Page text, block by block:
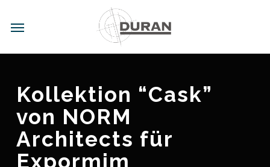
main
Menu
Kollektion “Cask”
von NORM
Architects für
Expormim